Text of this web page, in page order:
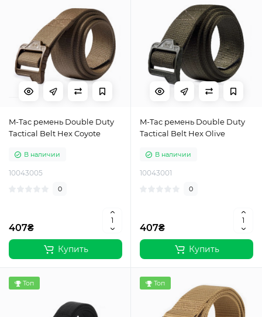
M-Tac ремень Double Duty
Tactical Belt Hex Coyote
В наличии
10043005
0
407₴
Купить
M-Tac ремень Double Duty
Tactical Belt Hex Olive
В наличии
10043001
0
407₴
Купить
Топ Топ